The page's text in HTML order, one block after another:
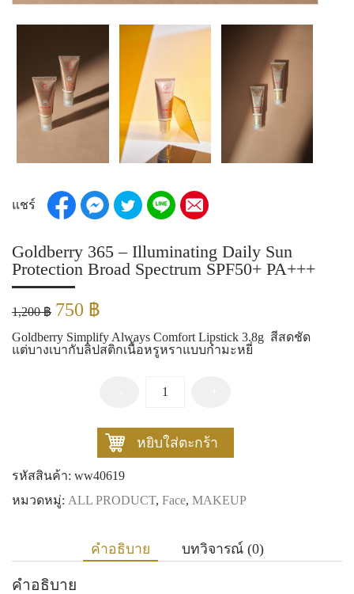
แชร์
Goldberry 365 – Illuminating Daily Sun
Protection Broad Spectrum SPF50+ PA+++
1,200฿ Original
was:
1,200 ฿.
750 ฿
is:
750 ฿.
Goldberry Simplify Always Comfort Lipstick 3.8g สีสดชัด
แต่บางเบากับลิปสติกเนื้อหรูหราแบบกำมะหยี่
Quantity
หยิบใส่ตะกร้า
รหัสสินค้า: ww40619
หมวดหมู่: ALL PRODUCT, Face, MAKEUP
คำอธิบาย บทวิจารณ์ (0)
คำอธิบาย